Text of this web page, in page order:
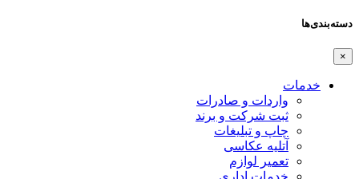
دسته‌بندی‌ها
×
خدمات
واردات و صادرات
ثبت شرکت و برند
چاپ و تبلیغات
آتلیه عکاسی
تعمیر لوازم